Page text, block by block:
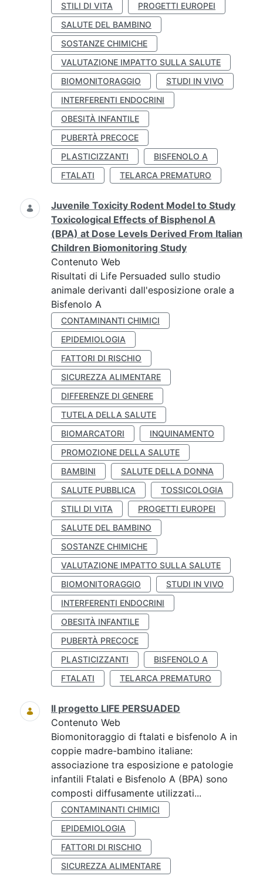
STILI DI VITA
PROGETTI EUROPEI
SALUTE DEL BAMBINO
SOSTANZE CHIMICHE
VALUTAZIONE IMPATTO SULLA SALUTE
BIOMONITORAGGIO
STUDI IN VIVO
INTERFERENTI ENDOCRINI
OBESITÀ INFANTILE
PUBERTÀ PRECOCE
PLASTICIZZANTI
BISFENOLO A
FTALATI
TELARCA PREMATURO
Juvenile Toxicity Rodent Model to Study
Toxicological Effects of Bisphenol A
(BPA) at Dose Levels Derived From Italian
Children Biomonitoring Study
Contenuto Web
Risultati di Life Persuaded sullo studio
animale derivanti dall'esposizione orale a
Bisfenolo A
CONTAMINANTI CHIMICI
EPIDEMIOLOGIA
FATTORI DI RISCHIO
SICUREZZA ALIMENTARE
DIFFERENZE DI GENERE
TUTELA DELLA SALUTE
BIOMARCATORI
INQUINAMENTO
PROMOZIONE DELLA SALUTE
BAMBINI
SALUTE DELLA DONNA
SALUTE PUBBLICA
TOSSICOLOGIA
STILI DI VITA
PROGETTI EUROPEI
SALUTE DEL BAMBINO
SOSTANZE CHIMICHE
VALUTAZIONE IMPATTO SULLA SALUTE
BIOMONITORAGGIO
STUDI IN VIVO
INTERFERENTI ENDOCRINI
OBESITÀ INFANTILE
PUBERTÀ PRECOCE
PLASTICIZZANTI
BISFENOLO A
FTALATI
TELARCA PREMATURO
Il progetto LIFE PERSUADED
Contenuto Web
Biomonitoraggio di ftalati e bisfenolo A in
coppie madre-bambino italiane:
associazione tra esposizione e patologie
infantili Ftalati e Bisfenolo A (BPA) sono
composti diffusamente utilizzati...
CONTAMINANTI CHIMICI
EPIDEMIOLOGIA
FATTORI DI RISCHIO
SICUREZZA ALIMENTARE